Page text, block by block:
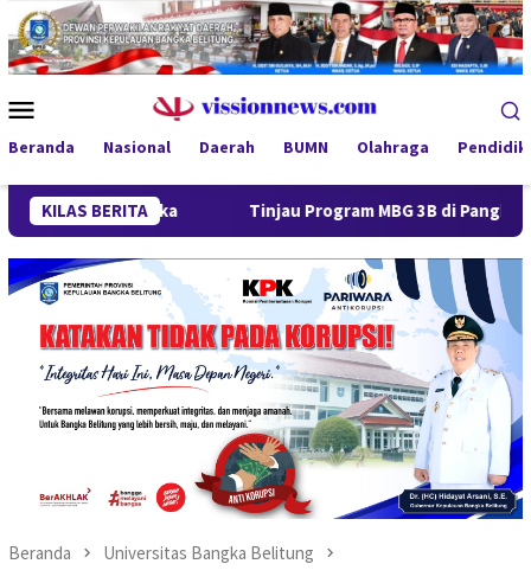
Loncat
ke
konten
Mobile
Beranda Nasional Daerah BUMN Olahraga
KILAS BERITA
Tinjau Program MBG 3B di Pangkalpinang, Gubernur
Beranda Universitas Bangka Belitung